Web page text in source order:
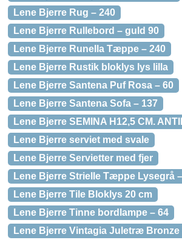
Lene Bjerre Rug – 240
Lene Bjerre Rullebord – guld 90
Lene Bjerre Runella Tæppe – 240
Lene Bjerre Rustik bloklys lys lilla
Lene Bjerre Santena Puf Rosa – 60
Lene Bjerre Santena Sofa – 137
Lene Bjerre SEMINA H12,5 CM.
Lene Bjerre serviet med svale
Lene Bjerre Servietter med fjer
Lene Bjerre Strielle Tæppe Lysegrå
Lene Bjerre Tile Bloklys 20 cm
Lene Bjerre Tinne bordlampe – 64
Lene Bjerre Vintagia Juletræ Bronze